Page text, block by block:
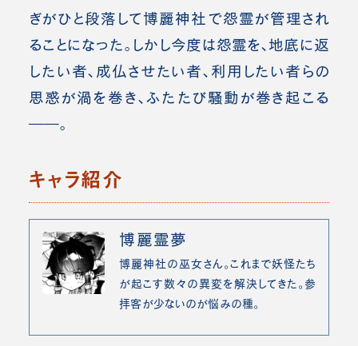
ぎがひと段落して博麗神社で怨霊が管理され
ることになった。しかし今度は怨霊を、地底に返
したい者、成仏させたい者、利用したい者らの
思惑が渦を巻き、ふたたび騒動が巻き起こる
――。
キャラ紹介
博麗霊夢
博麗神社の巫女さん。これまで妖怪たち
が起こす数々の異変を解決してきた。参
拝客が少ないのが悩みの種。